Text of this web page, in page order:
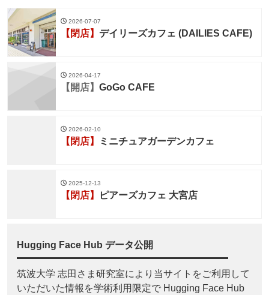
2026-07-07
【閉店】 デイリーズカフェ (DAILIES CAFE)
2026-04-17
【開店】 GoGo CAFE
2026-02-10
【閉店】 ミニチュアガーデンカフェ
2025-12-13
【閉店】 ピアーズカフェ 大宮店
Hugging Face Hub データ公開
筑波大学 志田さま研究室により当サイトをご利用して
いただいた情報を学術利用限定で Hugging Face Hub